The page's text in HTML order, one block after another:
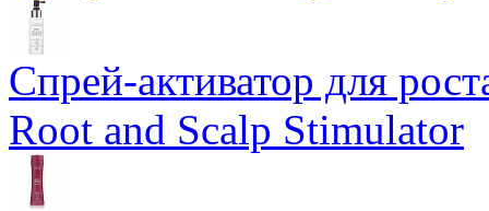
Спрей-активатор для
Root and Scalp Stimulator